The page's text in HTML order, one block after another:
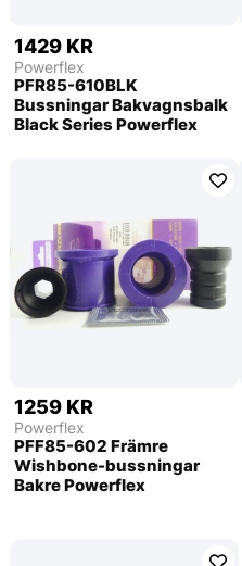
1429 KR
Powerflex
PFR85-610BLK
Bussningar Bakvagnsbalk
Black Series Powerflex
1259 KR
Powerflex
PFF85-602 Främre
Wishbone-bussningar
Bakre Powerflex